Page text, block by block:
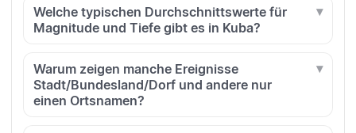
Welche typischen Durchschnittswerte für
Magnitude und Tiefe gibt es in Kuba?
Warum zeigen manche Ereignisse
Stadt/Bundesland/Dorf und andere nur
einen Ortsnamen?